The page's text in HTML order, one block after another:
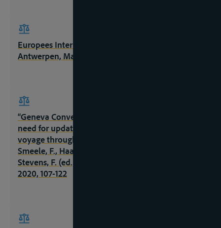
Europees Internationaal Rivierenrecht, 2de ed.,
Antwerpen, Maklu, 2023
“Geneva Convention of 1960 – Relevance and
need for update” in Festschrift Resi Hacksteiner. A
voyage through the Law of Inland Shipping,
Smeele, F., Haak, K., Fischer, M., Sprenger, W. en
Stevens, F. (ed.), Den Haag, Eleven Publishing,
2020, 107-122